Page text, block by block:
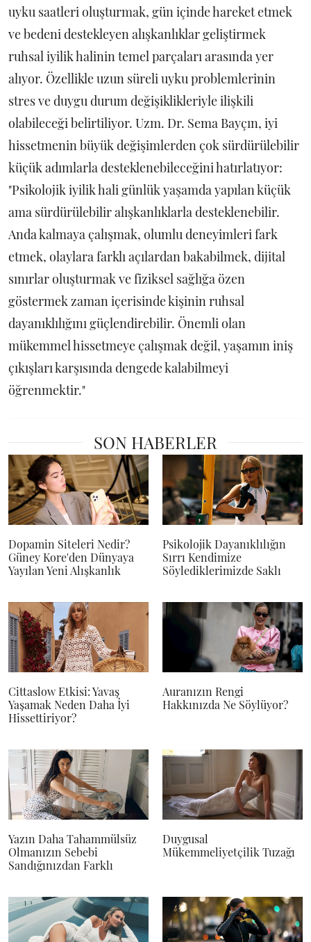
uyku saatleri oluşturmak, gün içinde hareket etmek
ve bedeni destekleyen alışkanlıklar geliştirmek
ruhsal iyilik halinin temel parçaları arasında yer
alıyor. Özellikle uzun süreli uyku problemlerinin
stres ve duygu durum değişiklikleriyle ilişkili
olabileceği belirtiliyor. Uzm. Dr. Sema Bayçın, iyi
hissetmenin büyük değişimlerden çok sürdürülebilir
küçük adımlarla desteklenebileceğini hatırlatıyor:
"Psikolojik iyilik hali günlük yaşamda yapılan küçük
ama sürdürülebilir alışkanlıklarla desteklenebilir.
Anda kalmaya çalışmak, olumlu deneyimleri fark
etmek, olaylara farklı açılardan bakabilmek, dijital
sınırlar oluşturmak ve fiziksel sağlığa özen
göstermek zaman içerisinde kişinin ruhsal
dayanıklılığını güçlendirebilir. Önemli olan
mükemmel hissetmeye çalışmak değil, yaşamın iniş
çıkışları karşısında dengede kalabilmeyi
öğrenmektir."
SON HABERLER
Dopamin Siteleri Nedir?
Güney Kore'den Dünyaya
Yayılan Yeni Alışkanlık
Psikolojik Dayanıklılığın
Sırrı Kendimize
Söylediklerimizde Saklı
Cittaslow Etkisi: Yavaş
Yaşamak Neden Daha İyi
Hissettiriyor?
Auranızın Rengi
Hakkınızda Ne Söylüyor?
Yazın Daha Tahammülsüz
Olmanızın Sebebi
Sandığınızdan Farklı
Duygusal
Mükemmeliyetçilik Tuzağı